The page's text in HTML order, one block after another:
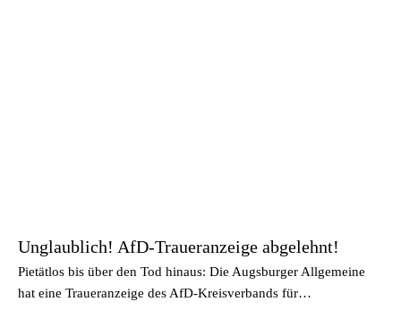
Unglaublich! AfD-Traueranzeige abgelehnt!
Pietätlos bis über den Tod hinaus: Die Augsburger Allgemeine
hat eine Traueranzeige des AfD-Kreisverbands für…